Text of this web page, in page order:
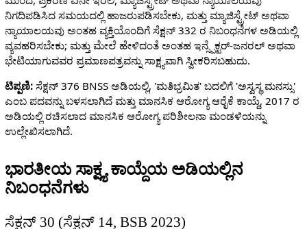
ನಿಗದಿಪಡಿಸಿದ ಸಮಯದಲ್ಲಿ ಹಾಜರುಪಡಿಸಬೇಕು, ಮತ್ತು ಮ್ಯಾಜಿಸ್ಟ್ರೇಟ್ ಅಥವಾ
ನ್ಯಾಯಾಲಯವು ಅಂತಹ ವ್ಯಕ್ತಿಯೊಂದಿಗೆ ಸೆಕ್ಷನ್ 332 ರ ನಿಬಂಧನೆಗಳ ಅಡಿಯಲ್ಲಿ
ವ್ಯವಹರಿಸಬೇಕು; ಮತ್ತು ಮೇಲೆ ಹೇಳಿದಂತೆ ಅಂತಹ ಇನ್ಸ್ಪೆಕ್ಟರ್-ಜನರಲ್ ಅಥವಾ
ಭೇಟಿಯಾಗುವವರ ಪ್ರಮಾಣಪತ್ರವನ್ನು ಸಾಕ್ಷ್ಯವಾಗಿ ಸ್ವೀಕರಿಸಬಹುದು.
ಟಿಪ್ಪಣಿ:ಸೆಕ್ಷನ್ 376 BNSS ಅಡಿಯಲ್ಲಿ, 'ಮತಿಭ್ರಮಿತ' ಬದಲಿಗೆ 'ಅಸ್ವಸ್ಥ ಮನಸ್ಸು'
ಎಂಬ ಪದವನ್ನು ಬಳಸಲಾಗಿದೆ ಮತ್ತು ಮಾನಸಿಕ ಆರೋಗ್ಯ ಆರೈಕೆ ಕಾಯ್ದೆ, 2017 ರ
ಅಡಿಯಲ್ಲಿ ರಚಿಸಲಾದ ಮಾನಸಿಕ ಆರೋಗ್ಯ ಪರಿಶೀಲನಾ ಮಂಡಳಿಯನ್ನು
ಉಲ್ಲೇಖಿಸಲಾಗಿದೆ.
ಭಾರತೀಯ ಸಾಕ್ಷ್ಯ ಕಾಯ್ದೆಯ ಅಡಿಯಲ್ಲಿನ
ನಿಬಂಧನೆಗಳು
ಸೆಕ್ಷನ್ 30 (ಸೆಕ್ಷನ್ 14, BSB 2023)